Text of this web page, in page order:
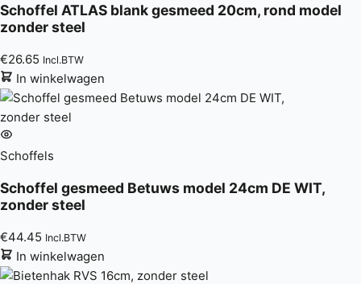
Schoffel ATLAS blank gesmeed 20cm, rond model
zonder steel
€26.65 Incl.BTW
In winkelwagen
Schoffels
Schoffel gesmeed Betuws model 24cm DE WIT,
zonder steel
€44.45 Incl.BTW
In winkelwagen